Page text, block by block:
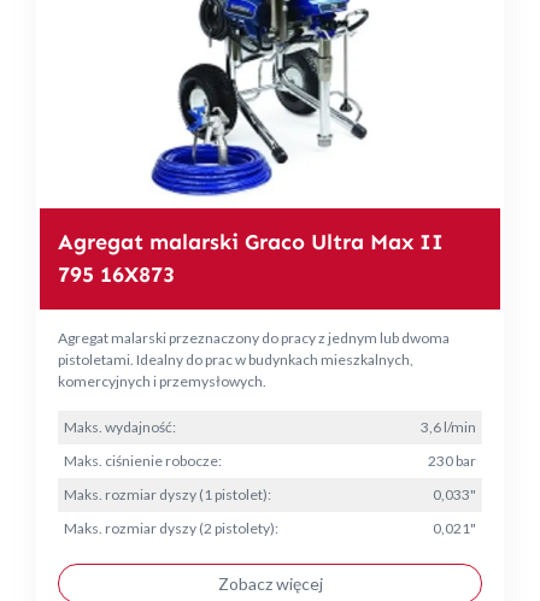
Agregat malarski Graco Ultra Max II
795 16X873
Agregat malarski przeznaczony do pracy z jednym lub dwoma
pistoletami. Idealny do prac w budynkach mieszkalnych,
komercyjnych i przemysłowych.
Maks. wydajność:
3,6 l/min
Maks. ciśnienie robocze:
230 bar
Maks. rozmiar dyszy (1 pistolet):
0,033"
Maks. rozmiar dyszy (2 pistolety):
0,021"
Zobacz więcej